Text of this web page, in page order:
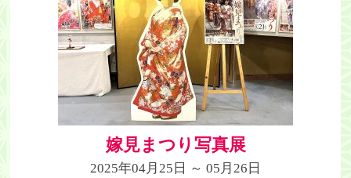
嫁見まつり写真展
2025年04月25日 ～ 05月26日